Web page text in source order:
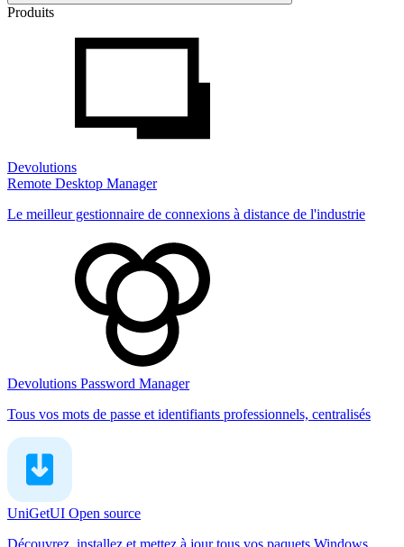
Produits
Devolutions
Remote Desktop Manager
Le meilleur gestionnaire de connexions à distance de l'industrie
Devolutions Password Manager
Tous vos mots de passe et identifiants professionnels, centralisés
UniGetUI Open source
Découvrez, installez et mettez à jour tous vos paquets Windows